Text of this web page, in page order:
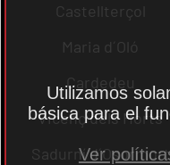
Castellterçol
Maria d´Oló
Cardedeu
Vicenç dels Horts
Sadurní d´Osormort
Utilizamos
básica para el
Ver